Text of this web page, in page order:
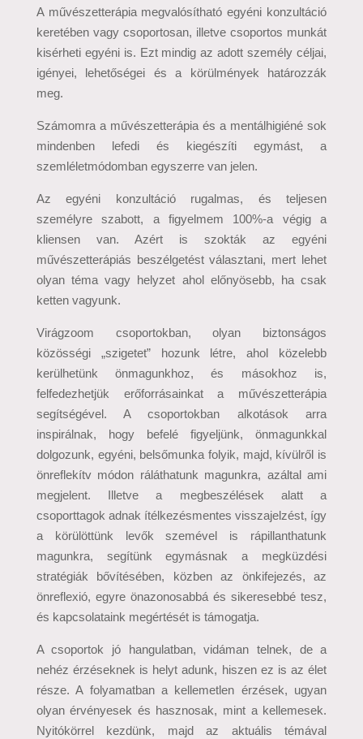
A művészetterápia megvalósítható egyéni konzultáció
keretében vagy csoportosan, illetve csoportos munkát
kisérheti egyéni is. Ezt mindig az adott személy céljai,
igényei, lehetőségei és a körülmények határozzák
meg.
Számomra a művészetterápia és a mentálhigiéné sok
mindenben lefedi és kiegészíti egymást, a
szemléletmódomban egyszerre van jelen.
Az egyéni konzultáció rugalmas, és teljesen
személyre szabott, a figyelmem 100%-a végig a
kliensen van. Azért is szokták az egyéni
művészetterápiás beszélgetést választani, mert lehet
olyan téma vagy helyzet ahol előnyösebb, ha csak
ketten vagyunk.
Virágzoom csoportokban, olyan biztonságos
közösségi „szigetet” hozunk létre, ahol közelebb
kerülhetünk önmagunkhoz, és másokhoz is,
felfedezhetjük erőforrásainkat a művészetterápia
segítségével. A csoportokban alkotások arra
inspirálnak, hogy befelé figyeljünk, önmagunkkal
dolgozunk, egyéni, belsőmunka folyik, majd, kívülről is
önreflekítv módon ráláthatunk magunkra, azáltal ami
megjelent. Illetve a megbeszélések alatt a
csoporttagok adnak ítélkezésmentes visszajelzést, így
a körülöttünk levők szemével is rápillanthatunk
magunkra, segítünk egymásnak a megküzdési
stratégiák bővítésében, közben az önkifejezés, az
önreflexió, egyre önazonosabbá és sikeresebbé tesz,
és kapcsolataink megértését is támogatja.
A csoportok jó hangulatban, vidáman telnek, de a
nehéz érzéseknek is helyt adunk, hiszen ez is az élet
része. A folyamatban a kellemetlen érzések, ugyan
olyan érvényesek és hasznosak, mint a kellemesek.
Nyitókörrel kezdünk, majd az aktuális témával